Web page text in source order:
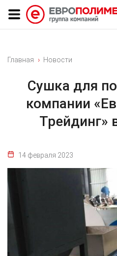
Главная Новости
Сушка для
компании
Трейдинг»
14 февраля 2023